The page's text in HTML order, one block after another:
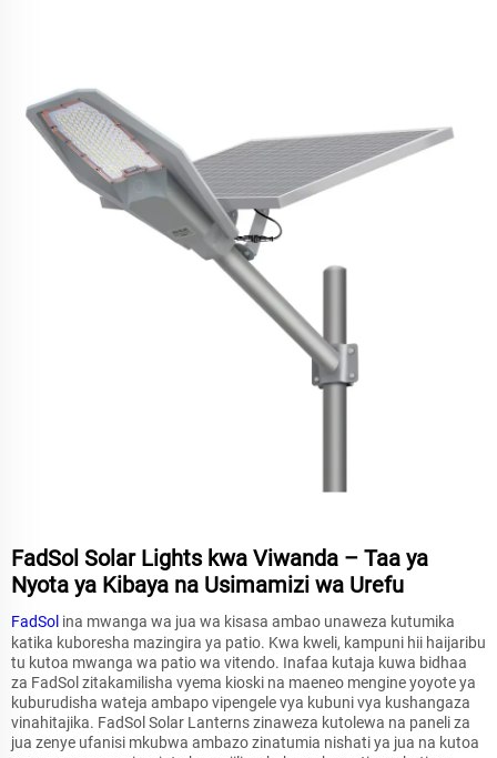
FadSol Solar Lights kwa Viwanda – Taa ya
Nyota ya Kibaya na Usimamizi wa Urefu
FadSol ina mwanga wa jua wa kisasa ambao unaweza kutumika
katika kuboresha mazingira ya patio. Kwa kweli, kampuni hii haijaribu
tu kutoa mwanga wa patio wa vitendo. Inafaa kutaja kuwa bidhaa
za FadSol zitakamilisha vyema kioski na maeneo mengine yoyote ya
kuburudisha wateja ambapo vipengele vya kubuni vya kushangaza
vinahitajika. FadSol Solar Lanterns zinaweza kutolewa na paneli za
jua zenye ufanisi mkubwa ambazo zinatumia nishati ya jua na kutoa